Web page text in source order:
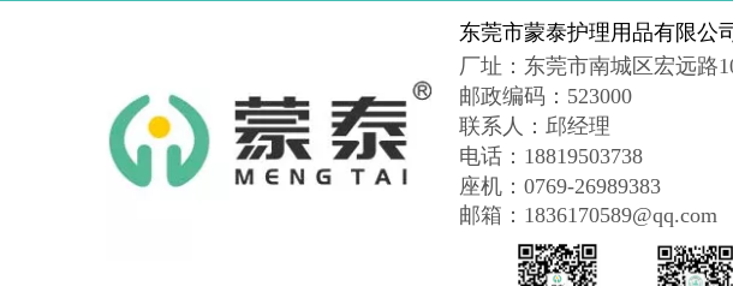
东莞市蒙泰护理用品有限公司
厂址： 东莞市南城区宏远路
邮政编码 ： 523000
联系人：邱经理
电话：18819503738
座机：0769-26989383
邮箱：1836170589@qq.com